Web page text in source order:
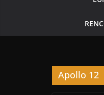
Apollo 12